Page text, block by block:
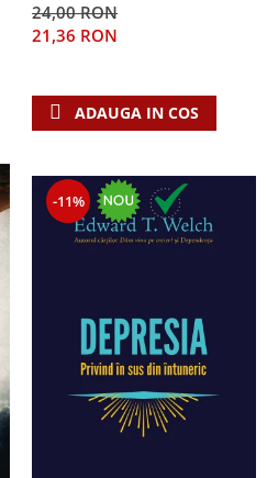
24,00 RON
21,36 RON
ADAUGA IN COS
-11%